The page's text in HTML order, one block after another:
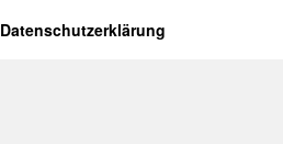
Datenschutzerklärung